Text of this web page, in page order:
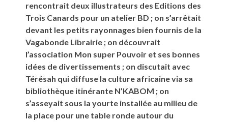
rencontrait deux illustrateurs des Editions des
Trois Canards pour un atelier BD ; on s’arrêtait
devant les petits rayonnages bien fournis de la
Vagabonde Librairie ; on découvrait
l’association Mon super Pouvoir et ses bonnes
idées de divertissements ; on discutait avec
Térésah qui diffuse la culture africaine via sa
bibliothèque itinérante N’KABOM ; on
s’asseyait sous la yourte installée au milieu de
la place pour une table ronde autour du